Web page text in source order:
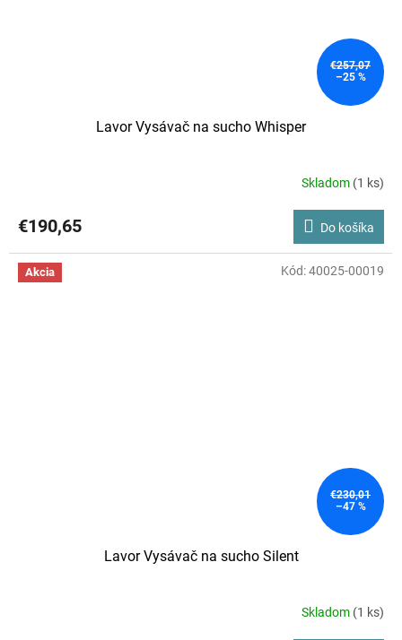
€257,07
–25 %
Lavor Vysávač na sucho Whisper
Skladom (1 ks)
€190,65 Do košíka
Akcia
€230,01
–47 %
Lavor Vysávač na sucho Silent
Skladom (1 ks)
Kód:40025-00019